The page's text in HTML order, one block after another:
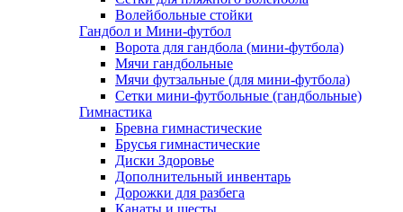
Волейбольные стойки
Гандбол и Мини-футбол
Ворота для гандбола (мини-футбола)
Мячи гандбольные
Мячи футзальные (для мини-футбола)
Сетки мини-футбольные (гандбольные)
Гимнастика
Бревна гимнастические
Брусья гимнастические
Диски Здоровье
Дополнительный инвентарь
Дорожки для разбега
Канаты и шесты